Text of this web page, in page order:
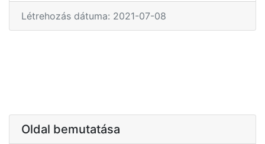
Létrehozás dátuma: 2021-07-08
Oldal bemutatása